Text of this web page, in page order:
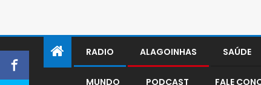
RADIO ALAGOINHAS SAÚDE
MUNDO PODCAST FALE